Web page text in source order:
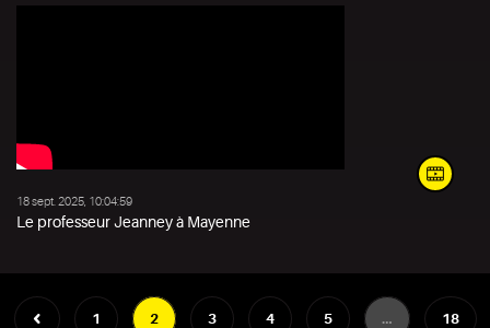
18 sept. 2025, 10:04:59
Le professeur Jeanney à Mayenne
1 2 3 4 5 … 18